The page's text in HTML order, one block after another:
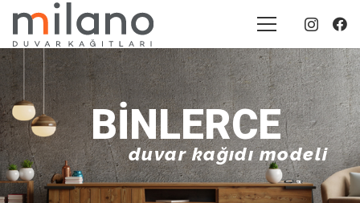
BINLERCE
duvar kağıdı modeli